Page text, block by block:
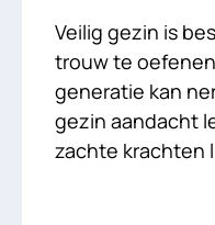
Veilig gezin is
trouw te
generatie kan
gezin aandacht
zachte krachten
foto staan ze
toegewend. Na